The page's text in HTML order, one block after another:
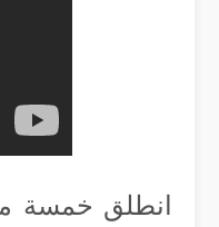
انطلق خمسة